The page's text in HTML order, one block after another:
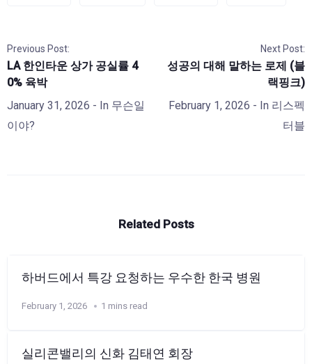
Previous Post:
LA 한인타운 상가 공실률 4
0% 육박
January 31, 2026 - In 무슨일
이야?
Next Post:
성공의 대해 말하는 로제 (블
랙핑크)
February 1, 2026 - In 리스펙
터블
Related Posts
하버드에서 특강 요청하는 우수한 한국 병원
February 1, 2026 1 mins read
실리콘밸리의 신화 김태연 회장